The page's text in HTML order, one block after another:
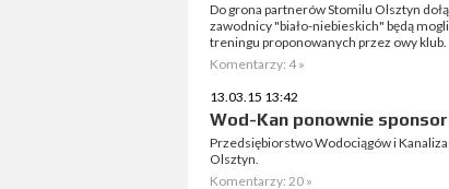
Do grona partnerów Stomilu Olsztyn
zawodnicy "biało-niebieskich" będą
treningu proponowanych przez owy klub.
Komentarzy: 4 »
13.03.15 13:42
Wod-Kan ponownie
Przedsiębiorstwo Wodociągów i
Olsztyn.
Komentarzy: 20 »